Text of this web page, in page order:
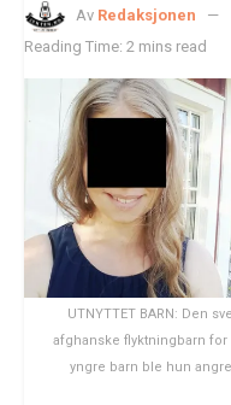
Av Redaksjonen
Reading Time: 2 mins read
UTNYTTET BARN: Den
afghanske flyktningbarn for
yngre barn ble hun